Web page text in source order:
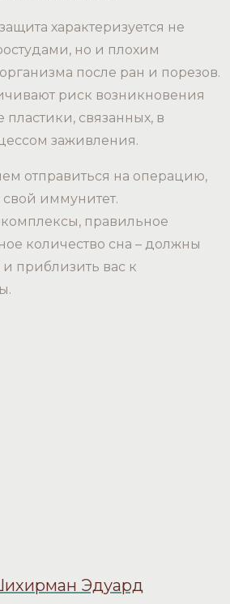
характеризуется не
но и плохим
после ран и порезов.
риск возникновения
связанных, в
заживления.
отправиться на операцию,
свой иммунитет.
правильное
количество сна – должны
приблизить вас к
Эдуард